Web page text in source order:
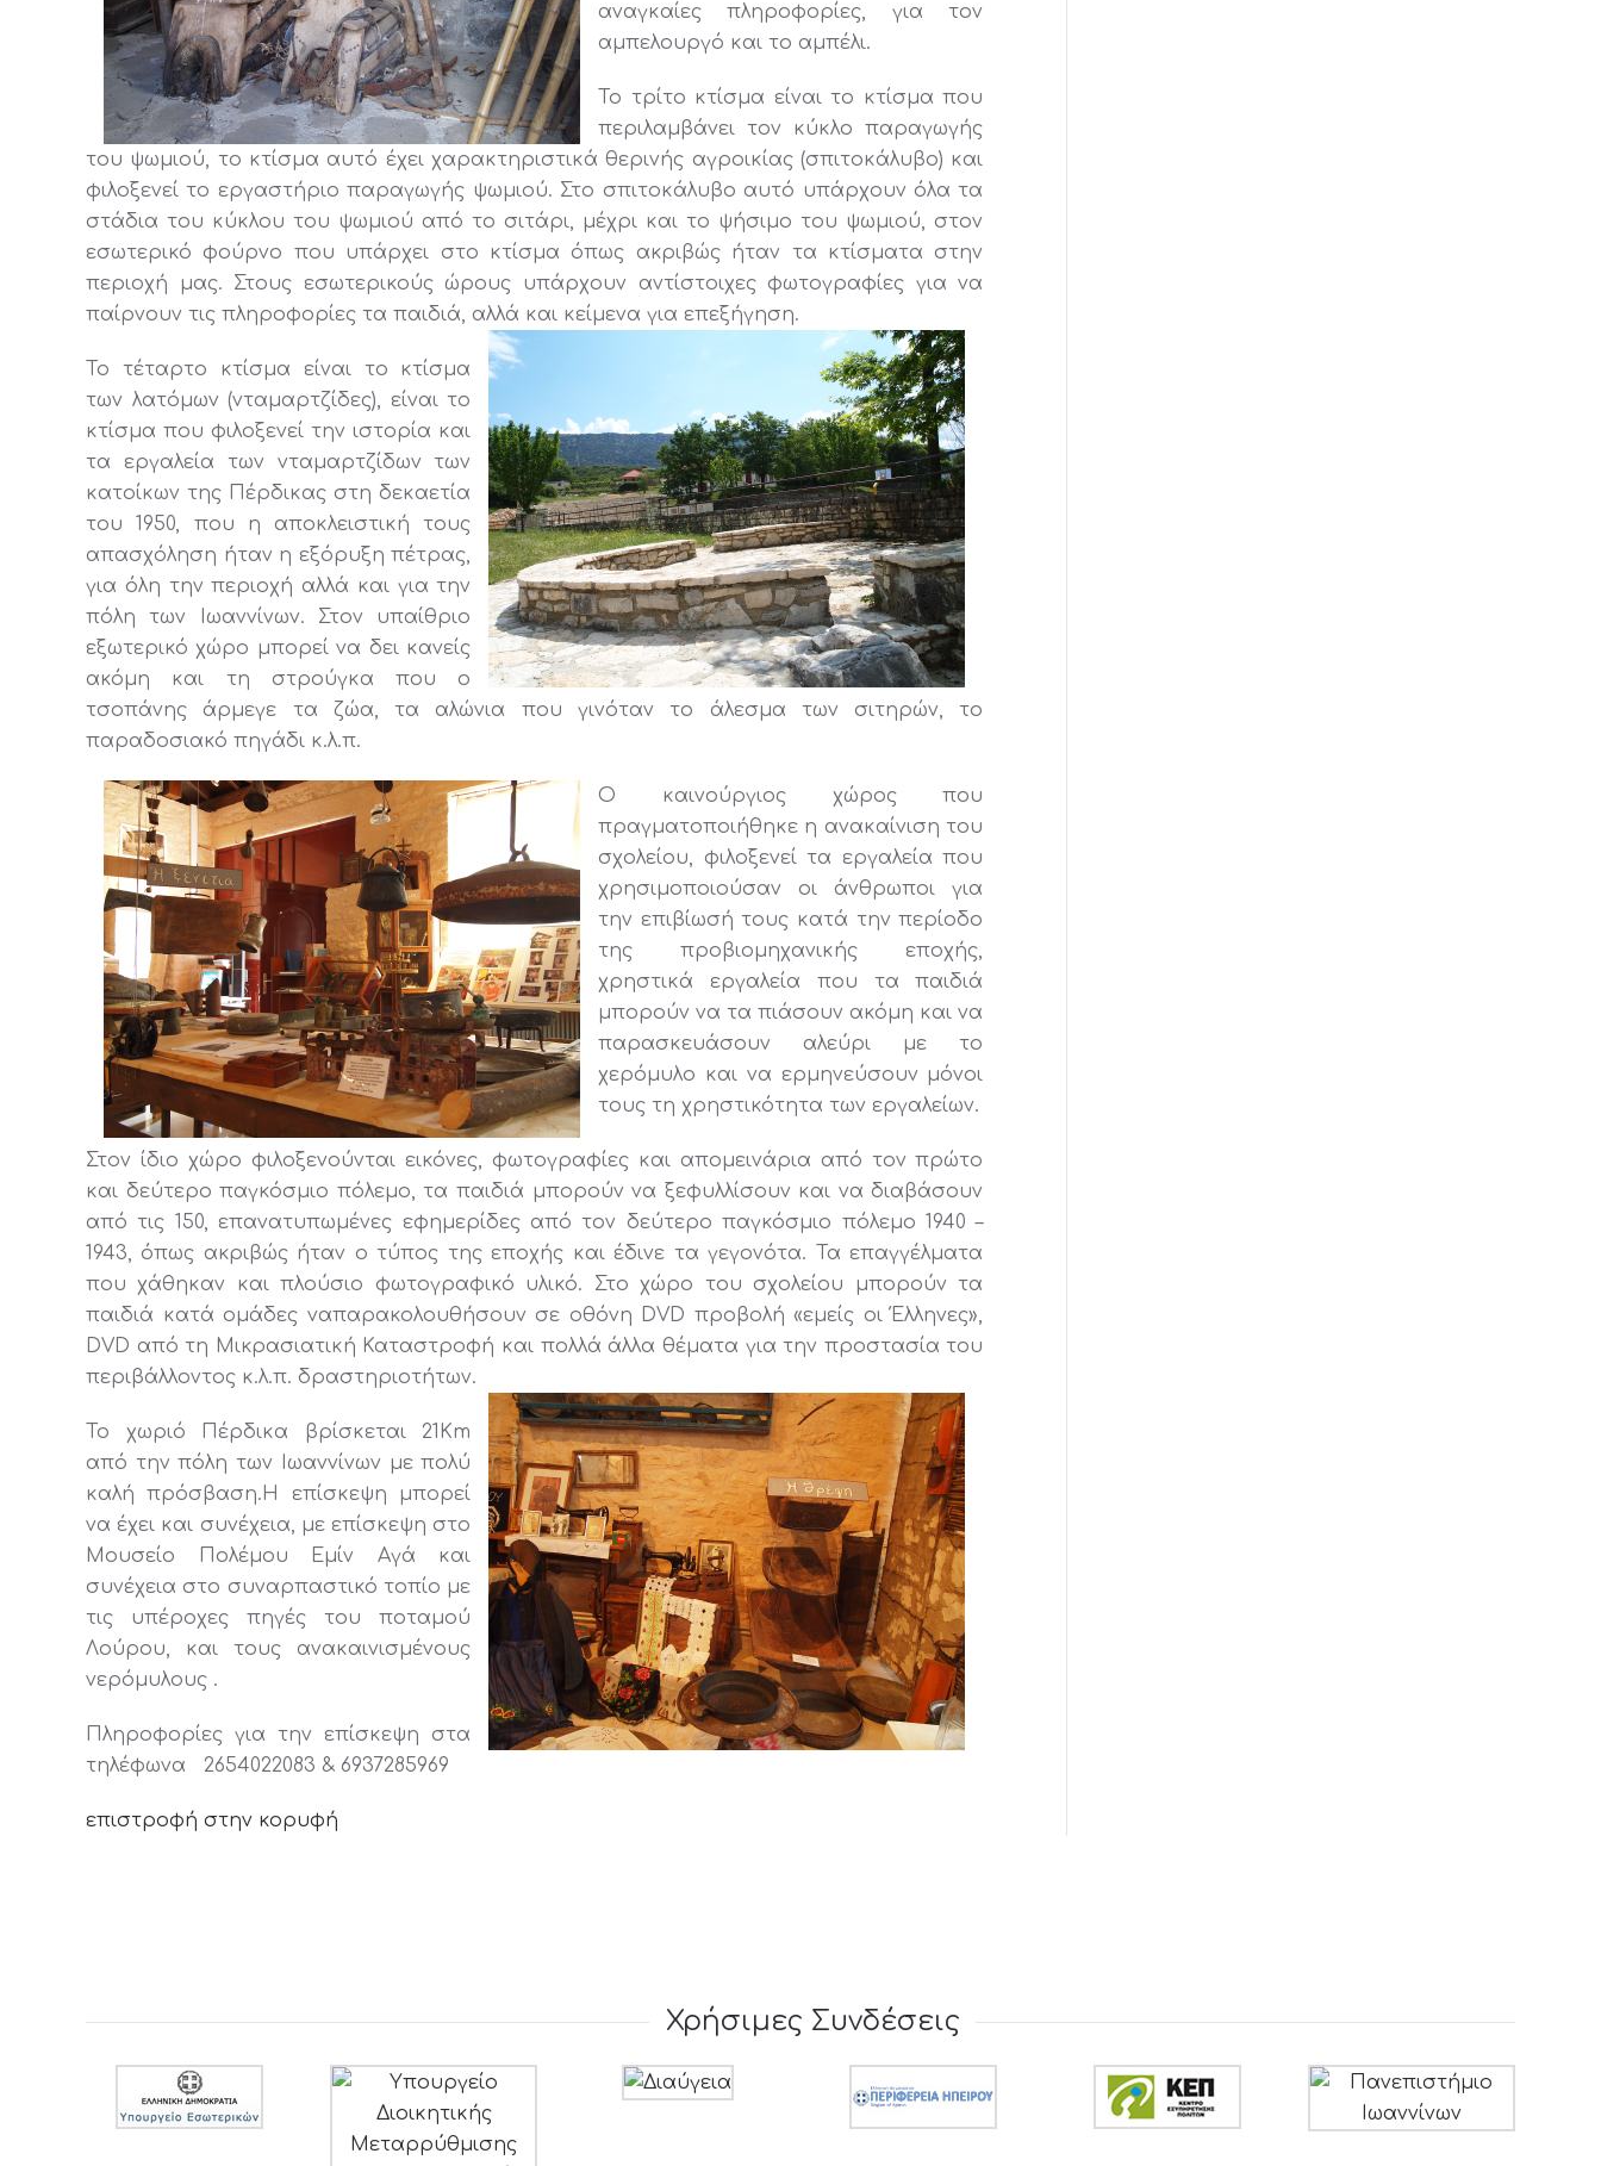
αναγκαίες πληροφορίες, για τον
αμπελουργό και το αμπέλι.
Το τρίτο κτίσμα είναι το κτίσμα που
περιλαμβάνει τον κύκλο παραγωγής
του ψωμιού, το κτίσμα αυτό έχει χαρακτηριστικά θερινής αγροικίας (σπιτοκάλυβο) και
φιλοξενεί το εργαστήριο παραγωγής ψωμιού. Στο σπιτοκάλυβο αυτό υπάρχουν όλα τα
στάδια του κύκλου του ψωμιού από το σιτάρι, μέχρι και το ψήσιμο του ψωμιού, στον
εσωτερικό φούρνο που υπάρχει στο κτίσμα όπως ακριβώς ήταν τα κτίσματα στην
περιοχή μας. Στους εσωτερικούς ώρους υπάρχουν αντίστοιχες φωτογραφίες για να
παίρνουν τις πληροφορίες τα παιδιά, αλλά και κείμενα για επεξήγηση.
Το τέταρτο κτίσμα είναι το κτίσμα
των λατόμων (νταμαρτζίδες), είναι το
κτίσμα που φιλοξενεί την ιστορία και
τα εργαλεία των νταμαρτζίδων των
κατοίκων της Πέρδικας στη δεκαετία
του 1950, που η αποκλειστική τους
απασχόληση ήταν η εξόρυξη πέτρας,
για όλη την περιοχή αλλά και για την
πόλη των Ιωαννίνων. Στον υπαίθριο
εξωτερικό χώρο μπορεί να δει κανείς
ακόμη και τη στρούγκα που ο
τσοπάνης άρμεγε τα ζώα, τα αλώνια που γινόταν το άλεσμα των σιτηρών, το
παραδοσιακό πηγάδι κ.λ.π.
Ο καινούργιος χώρος που
πραγματοποιήθηκε η ανακαίνιση του
σχολείου, φιλοξενεί τα εργαλεία που
χρησιμοποιούσαν οι άνθρωποι για
την επιβίωσή τους κατά την περίοδο
της προβιομηχανικής εποχής,
χρηστικά εργαλεία που τα παιδιά
μπορούν να τα πιάσουν ακόμη και να
παρασκευάσουν αλεύρι με το
χερόμυλο και να ερμηνεύσουν μόνοι
τους τη χρηστικότητα των εργαλείων.
Στον ίδιο χώρο φιλοξενούνται εικόνες, φωτογραφίες και απομεινάρια από τον πρώτο
και δεύτερο παγκόσμιο πόλεμο, τα παιδιά μπορούν να ξεφυλλίσουν και να διαβάσουν
από τις 150, επανατυπωμένες εφημερίδες από τον δεύτερο παγκόσμιο πόλεμο 1940 –
1943, όπως ακριβώς ήταν ο τύπος της εποχής και έδινε τα γεγονότα. Τα επαγγέλματα
που χάθηκαν και πλούσιο φωτογραφικό υλικό. Στο χώρο του σχολείου μπορούν τα
παιδιά κατά ομάδες ναπαρακολουθήσουν σε οθόνη DVD προβολή «εμείς οι Έλληνες»,
DVD από τη Μικρασιατική Καταστροφή και πολλά άλλα θέματα για την προστασία του
περιβάλλοντος κ.λ.π. δραστηριοτήτων.
Το χωριό Πέρδικα βρίσκεται 21Km
από την πόλη των Ιωαννίνων με πολύ
καλή πρόσβαση.Η επίσκεψη μπορεί
να έχει και συνέχεια, με επίσκεψη στο
Μουσείο Πολέμου Εμίν Αγά και
συνέχεια στο συναρπαστικό τοπίο με
τις υπέροχες πηγές του ποταμού
Λούρου, και τους ανακαινισμένους
νερόμυλους .
Πληροφορίες για την επίσκεψη στα
τηλέφωνα 2654022083 & 6937285969
επιστροφή στην κορυφή
Χρήσιμες Συνδέσεις